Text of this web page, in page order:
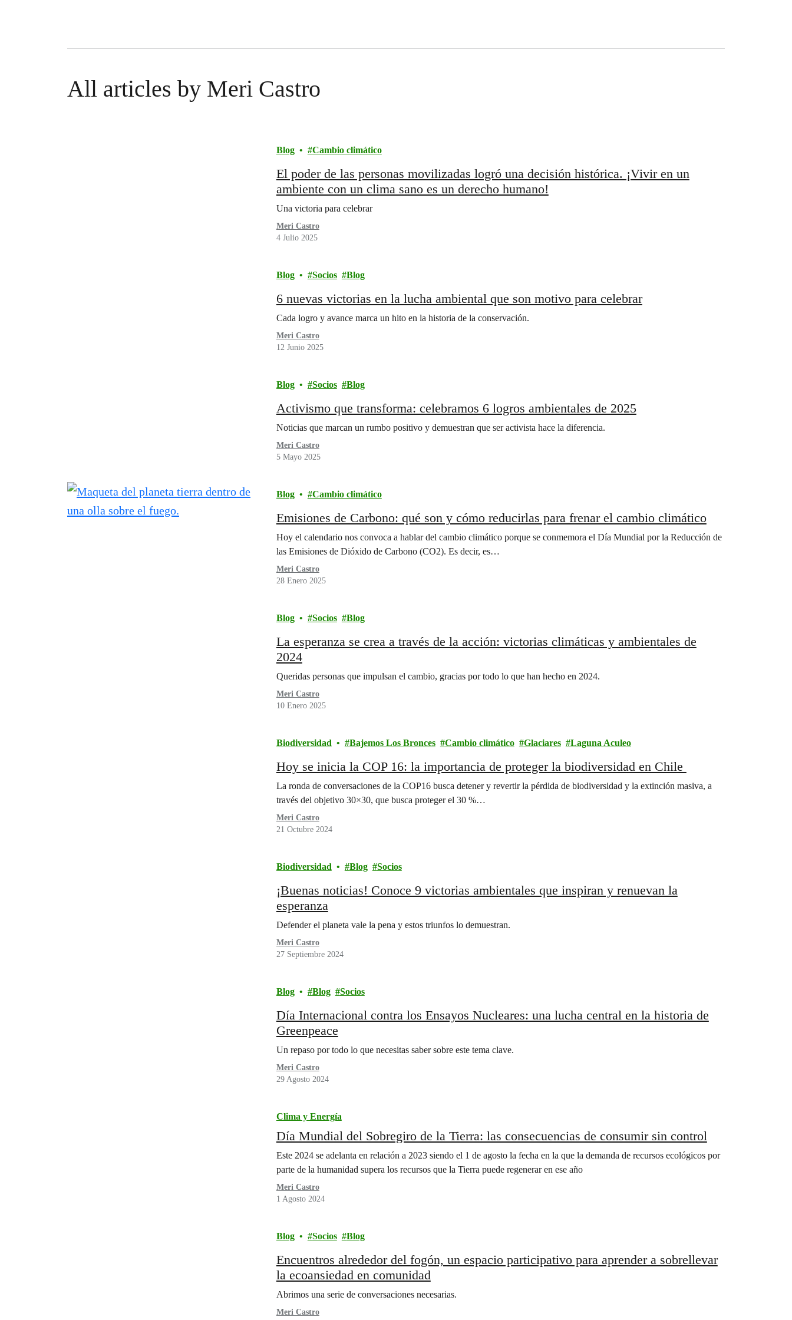
All articles by Meri Castro
Blog Cambio climático
El poder de las personas movilizadas logró una decisión histórica. ¡Vivir en un
ambiente con un clima sano es un derecho humano!
Una victoria para celebrar
Meri Castro
4 Julio 2025
Blog Socios Blog
6 nuevas victorias en la lucha ambiental que son motivo para celebrar
Cada logro y avance marca un hito en la historia de la conservación.
Meri Castro
12 Junio 2025
Blog Socios Blog
Activismo que transforma: celebramos 6 logros ambientales de 2025
Noticias que marcan un rumbo positivo y demuestran que ser activista hace la diferencia.
Meri Castro
5 Mayo 2025
Blog Cambio climático
Emisiones de Carbono: qué son y cómo reducirlas para frenar el cambio climático
Hoy el calendario nos convoca a hablar del cambio climático porque se conmemora el Día Mundial por la Reducción de
las Emisiones de Dióxido de Carbono (CO2). Es decir, es…
Meri Castro
28 Enero 2025
Blog Socios Blog
La esperanza se crea a través de la acción: victorias climáticas y ambientales de
2024
Queridas personas que impulsan el cambio, gracias por todo lo que han hecho en 2024.
Meri Castro
10 Enero 2025
Biodiversidad Bajemos Los Bronces Cambio climático Glaciares Laguna Aculeo
Hoy se inicia la COP 16: la importancia de proteger la biodiversidad en Chile
La ronda de conversaciones de la COP16 busca detener y revertir la pérdida de biodiversidad y la extinción masiva, a
través del objetivo 30×30, que busca proteger el 30 %…
Meri Castro
21 Octubre 2024
Biodiversidad Blog Socios
¡Buenas noticias! Conoce 9 victorias ambientales que inspiran y renuevan la
esperanza
Defender el planeta vale la pena y estos triunfos lo demuestran.
Meri Castro
27 Septiembre 2024
Blog Blog Socios
Día Internacional contra los Ensayos Nucleares: una lucha central en la historia de
Greenpeace
Un repaso por todo lo que necesitas saber sobre este tema clave.
Meri Castro
29 Agosto 2024
Clima y Energía
Día Mundial del Sobregiro de la Tierra: las consecuencias de consumir sin control
Este 2024 se adelanta en relación a 2023 siendo el 1 de agosto la fecha en la que la demanda de recursos ecológicos por
parte de la humanidad supera los recursos que la Tierra puede regenerar en ese año
Meri Castro
1 Agosto 2024
Blog Socios Blog
Encuentros alrededor del fogón, un espacio participativo para aprender a sobrellevar
la ecoansiedad en comunidad
Abrimos una serie de conversaciones necesarias.
Meri Castro